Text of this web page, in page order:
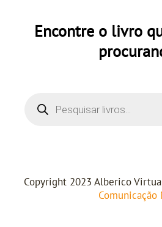
Encontre o livro
Copyright 2023 Alberico
Comunicação